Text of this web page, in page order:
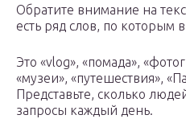
Обратите внимание на
есть ряд слов, по которым
Это «vlog», «помада»,
«музеи», «путешествия»,
Представьте, сколько
запросы каждый день.